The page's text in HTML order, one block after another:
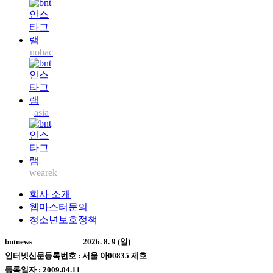
nobac
asia
wearek
회사 소개
웹마스터문의
청소년보호정책
bntnews
2026. 8. 9 (일)
인터넷신문등록번호 : 서울 아00835 제호
등록일자 : 2009.04.11